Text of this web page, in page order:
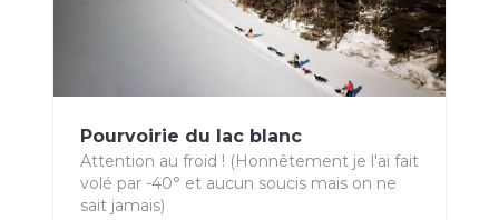
Pourvoirie du lac blanc
Attention au froid ! (Honnêtement je l'ai fait
volé par -40° et aucun soucis mais on ne
sait jamais)